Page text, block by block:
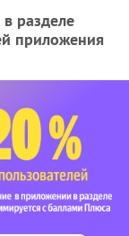
разделе
приложения